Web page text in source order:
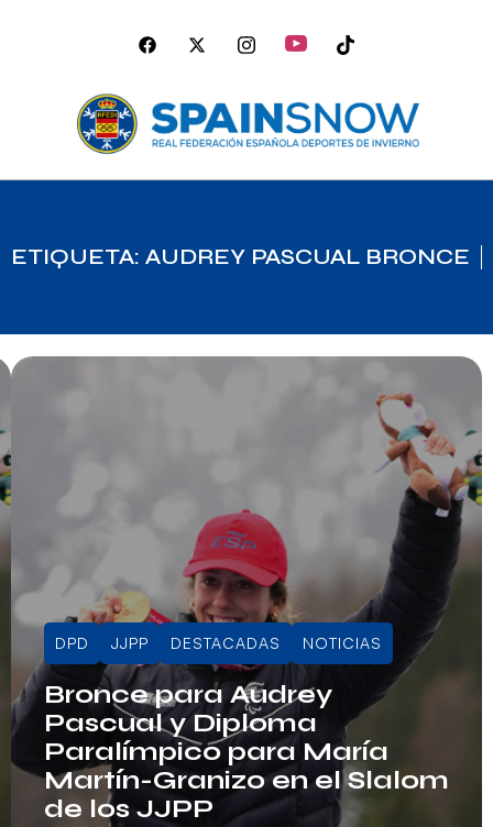
ETIQUETA: AUDREY PASCUAL BRONCE
DPD JJPP DESTACADAS NOTICIAS
Bronce para Audrey
Pascual y Diploma
Paralímpico para María
Martín-Granizo en el Slalom
de los JJPP